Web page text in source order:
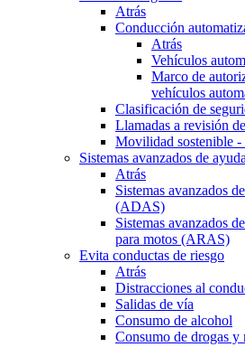
Atrás
Conducción
Atrás
Vehículos
Marco de
vehículos
Clasificación de
Llamadas a revisión
Movilidad sostenible
Sistemas avanzados de
Atrás
Sistemas avanzados
(ADAS)
Sistemas avanzados
para motos (ARAS)
Evita conductas de riesgo
Atrás
Distracciones al
Salidas de vía
Consumo de alcohol
Consumo de drogas y